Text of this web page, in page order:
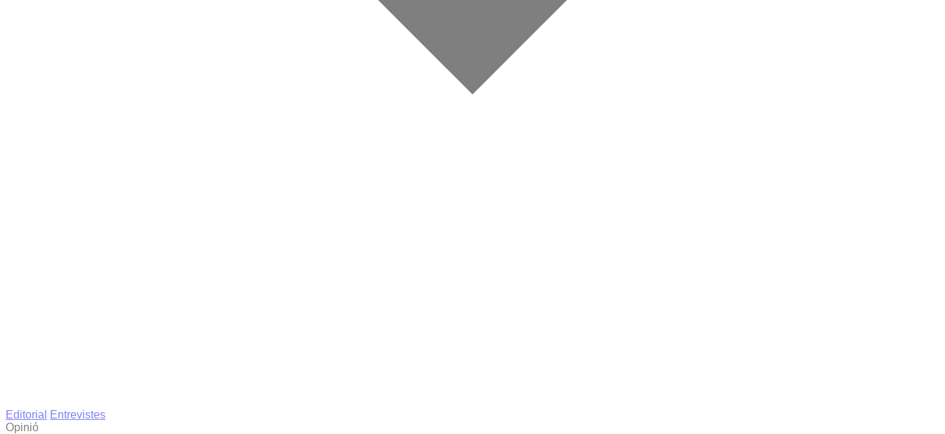
Editorial
Entrevistes
Opinió